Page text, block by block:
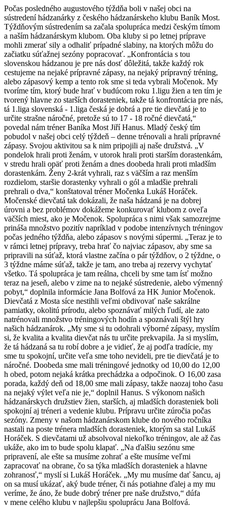
Počas posledného augustového týždňa boli v našej obci na
sústredení hádzanárky z českého hádzanárskeho klubu Baník Most.
Týždňovým sústredením sa začala spolupráca medzi českým tímom
a naším hádzanárskym klubom. Oba kluby si po letnej príprave
mohli zmerať sily a odhaliť prípadné slabiny, na ktorých môžu do
začiatku súťažnej sezóny popracovať. „Konfrontácia s tou
slovenskou hádzanou je pre nás dosť dôležitá, takže každý rok
cestujeme na nejaké prípravné zápasy, na nejaký prípravný tréning,
alebo zápasový kemp a tento rok sme si teda vybrali Močenok. My
tvoríme tím, ktorý bude hrať v budúcom roku 1.ligu žien a ten tím je
tvorený hlavne zo starších dorasteniek, takže tá konfrontácia pre nás,
tá 1.liga slovenská - 1.liga česká je dobrá a pre tie dievčatá je to
určite strašne náročné, pretože sú to 17 - 18 ročné dievčatá,“
povedal nám tréner Baníka Most Jiří Hanus. Mladý český tím
pobudol v našej obci celý týždeň – denne trénovali a hrali prípravné
zápasy. Svojou aktivitou sa k nim pripojili aj naše družstvá. „V
pondelok hrali proti ženám, v utorok hrali proti starším dorastenkám,
v stredu hrali opäť proti ženám a dnes doobeda hrali proti mladším
dorastenkám. Ženy 2-krát vyhrali, raz s väčším a raz menším
rozdielom, staršie dorastenky vyhrali o gól a mladšie prehrali
prehrali o dva,“ konštatoval tréner Močenka Lukáš Horáček.
Močenské dievčatá tak dokázali, že naša hádzaná je na dobrej
úrovni a bez problémov dokážeme konkurovať klubom z oveľa
väčších miest, ako je Močenok. Spolupráca s nimi však samozrejme
prináša množstvo pozitív napríklad v podobe intenzívnych tréningov
počas jedného týždňa, alebo zápasov s novými súpermi. „Teraz je to
v rámci letnej prípravy, treba hrať čo najviac zápasov, aby sme sa
pripravili na súťaž, ktorá vlastne začína o pár týždňov, o 2 týždne, o
3 týždne máme súťaž, takže je tam, ano treba aj rezervy vychytať
všetko. Tá spolupráca je tam reálna, chceli by sme tam ísť možno
teraz na jeseň, alebo v zime na to nejaké sústredenie, alebo výmenný
pobyt,“ doplnila informácie Jana Bolfová za HK Junior Močenok.
Dievčatá z Mosta síce nestihli veľmi obdivovať naše sakrálne
pamiatky, okolitú prírodu, alebo spoznávať milých ľudí, ale zato
natrénovali množstvo tréningových hodín a spoznávali štýl hry
našich hádzanárok. „My sme si tu odohrali výborné zápasy, myslím
si, že kvalita a kvalita dievčat nás tu určite prekvapila. Ja si myslím,
že tá hádzaná sa tu robí dobre a je vidieť, že aj podľa tradície, my
sme tu spokojní, určite veľa sme toho nevideli, pre tie dievčatá je to
náročné. Doobeda sme mali tréningové jednotky od 10,00 do 12,00
h obed, potom nejaká krátka prechádzka a odpočinok. O 16,00 zasa
porada, každý deň od 18,00 sme mali zápasy, takže naozaj toho času
na nejaký výlet veľa nie je,“ doplnil Hanus. S výkonom našich
hádzanárskych družstiev žien, starších, aj mladších dorasteniek boli
spokojní aj tréneri a vedenie klubu. Prípravu určite zúročia počas
sezóny. Zmeny v našom hádzanárskom klube do nového ročníka
nastali na poste trénera mladších dorasteniek, ktorým sa stal Lukáš
Horáček. S dievčatami už absolvoval niekoľko tréningov, ale až čas
ukáže, ako im to bude spolu klapať. „Na ďalšiu sezónu sme
pripravení, ale ešte sa musíme zohrať a ešte musíme veľmi
zapracovať na obrane, čo sa týka mladších dorasteniek a hlavne
zohranosť,“ myslí si Lukáš Horáček. „My mu musíme dať šancu, aj
on sa musí ukázať, aký bude tréner, či nás potiahne ďalej a my mu
veríme, že áno, že bude dobrý tréner pre naše družstvo,“ dúfa
v mene celého klubu v najlepšiu spoluprácu Jana Bolfová.